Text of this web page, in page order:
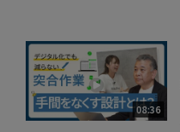
08:36